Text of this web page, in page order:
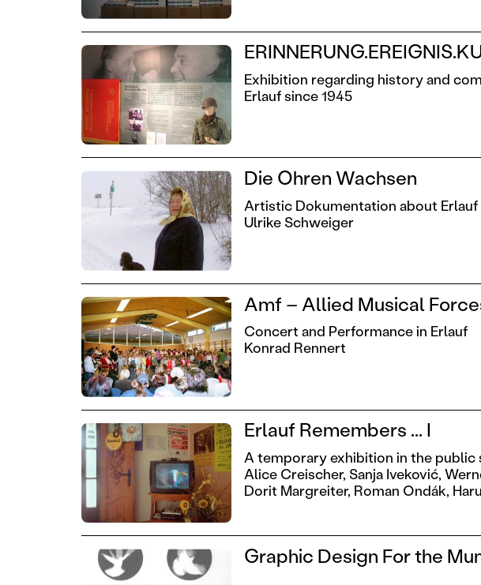
Exhibition regarding history and
Erlauf since 1945
Die Ohren Wachsen
Artistic Dokumentation about Erlauf
Ulrike Schweiger
Amf – Allied Musical
Concert and Performance in Erlauf
Konrad Rennert
Erlauf Remembers ... I
A temporary exhibition in the public
Alice Creischer, Sanja Iveković,
Dorit Margreiter, Roman Ondák,
Graphic Design For the